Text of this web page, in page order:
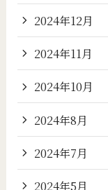
2024年12月
2024年11月
2024年10月
2024年8月
2024年7月
2024年5月